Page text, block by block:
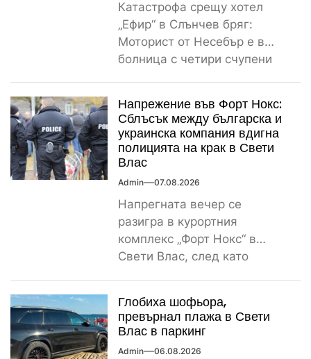
Катастрофа срещу хотел
„Ефир“ в Слънчев бряг:
Моторист от Несебър е в
болница с четири счупени
Напрежение във Форт Нокс:
Сблъсък между българска и
украинска компания вдигна
полицията на крак в Свети
Влас
Admin 07.08.2026
Напрегната вечер се
разигра в курортния
комплекс „Форт Нокс“ в
Свети Влас, след като
Глобиха шофьора,
превърнал плажа в Свети
Влас в паркинг
Admin 06.08.2026